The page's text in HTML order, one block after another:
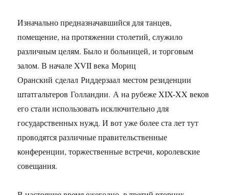
Изначально предназначавшийся для танцев,
помещение, на протяжении столетий, служило
различным целям. Было и больницей, и торговым
залом. В начале XVII века Мориц
Оранский сделал Риддерзаал местом резиденции
штатгальтеров Голландии. А на рубеже XIX-XX веков
его стали использовать исключительно для
государственных нужд. И вот уже более ста лет тут
проводятся различные правительственные
конференции, торжественные встречи, королевские
совещания.